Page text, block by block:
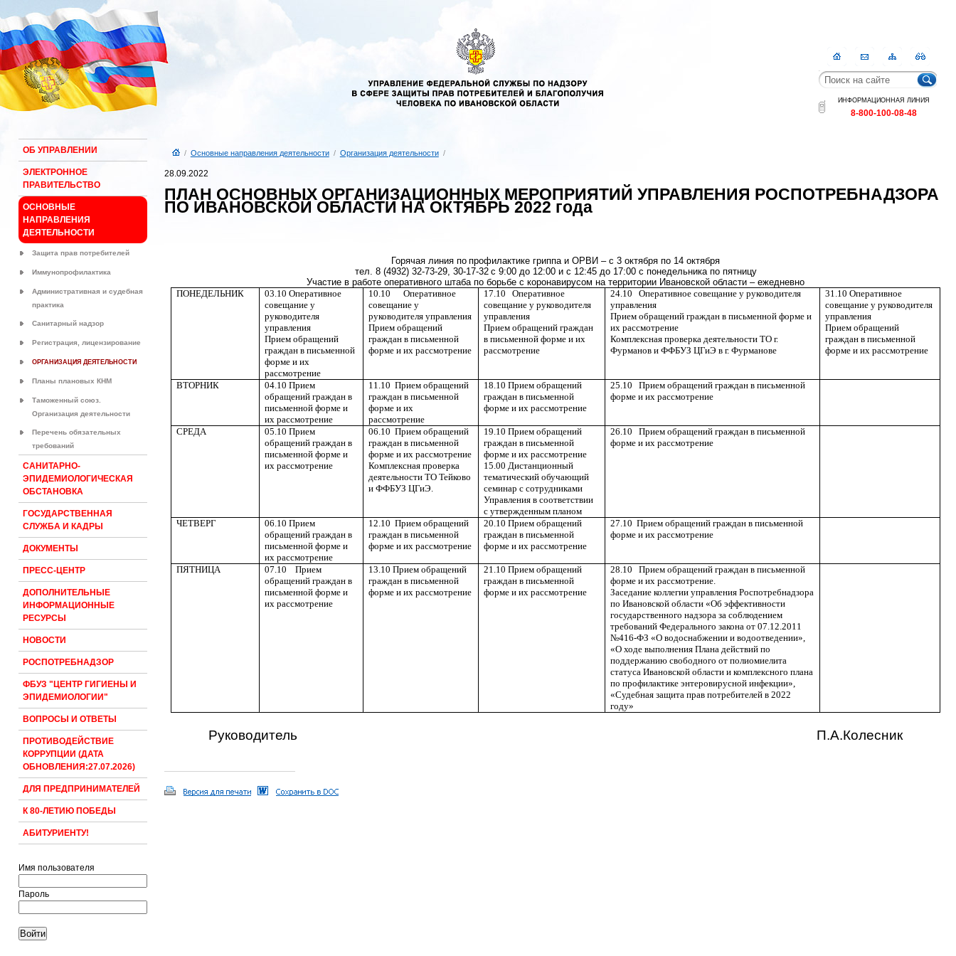
ГлавнаяКонтактыКарта
сайта
RSS
ИНФОРМАЦИОННАЯ ЛИНИЯ
8-800-100-08-48
ОБ УПРАВЛЕНИИ
ЭЛЕКТРОННОЕ
ПРАВИТЕЛЬСТВО
ОСНОВНЫЕ
НАПРАВЛЕНИЯ
ДЕЯТЕЛЬНОСТИ
Защита прав потребителей
Иммунопрофилактика
Административная и судебная
практика
Санитарный надзор
Регистрация, лицензирование
ОРГАНИЗАЦИЯ ДЕЯТЕЛЬНОСТИ
Планы плановых КНМ
Таможенный союз.
Организация деятельности
Перечень обязательных
требований
САНИТАРНО-
ЭПИДЕМИОЛОГИЧЕСКАЯ
ОБСТАНОВКА
ГОСУДАРСТВЕННАЯ
СЛУЖБА И КАДРЫ
ДОКУМЕНТЫ
ПРЕСС-ЦЕНТР
ДОПОЛНИТЕЛЬНЫЕ
ИНФОРМАЦИОННЫЕ
РЕСУРСЫ
НОВОСТИ
РОСПОТРЕБНАДЗОР
ФБУЗ "ЦЕНТР ГИГИЕНЫ И
ЭПИДЕМИОЛОГИИ"
ВОПРОСЫ И ОТВЕТЫ
ПРОТИВОДЕЙСТВИЕ
КОРРУПЦИИ (ДАТА
ОБНОВЛЕНИЯ:27.07.2026)
ДЛЯ ПРЕДПРИНИМАТЕЛЕЙ
К 80-ЛЕТИЮ ПОБЕДЫ
АБИТУРИЕНТУ!
Имя пользователя
Пароль
/ Основные направления деятельности/ Организация деятельности/
28.09.2022
ПЛАН ОСНОВНЫХ ОРГАНИЗАЦИОННЫХ МЕРОПРИЯТИЙ УПРАВЛЕНИЯ РОСПОТРЕБНАДЗОРА
ПО ИВАНОВСКОЙ ОБЛАСТИ НА ОКТЯБРЬ 2022 года
Горячая линия по профилактике гриппа и ОРВИ – с 3 октября по 14 октября
тел. 8 (4932) 32-73-29, 30-17-32 с 9:00 до 12:00 и с 12:45 до 17:00 с понедельника по пятницу
Участие в работе оперативного штаба по борьбе с коронавирусом на территории Ивановской области – ежедневно
ПОНЕДЕЛЬНИК
03.10 Оперативное
совещание у
руководителя
управления
Прием обращений
граждан в письменной
форме и их
рассмотрение
10.10
Оперативное
совещание у
руководителя управления
Прием обращений
граждан в письменной
форме и их рассмотрение
17.10
Оперативное
совещание у руководителя
управления
Прием обращений граждан
в письменной форме и их
рассмотрение
24.10
Оперативное совещание у руководителя
управления
Прием обращений граждан в письменной форме и
их рассмотрение
Комплексная проверка деятельности ТО г.
Фурманов и ФФБУЗ ЦГиЭ в г. Фурманове
31.10 Оперативное
совещание у руководителя
управления
Прием обращений
граждан в письменной
форме и их рассмотрение
ВТОРНИК 04.10 Прием
обращений граждан в
письменной форме и
их рассмотрение
11.10 Прием обращений
граждан в письменной
форме и их
рассмотрение
18.10 Прием обращений
граждан в письменной
форме и их рассмотрение
25.10
Прием обращений граждан в письменной
форме и их рассмотрение
СРЕДА 05.10 Прием
обращений граждан в
письменной форме и
их рассмотрение
06.10 Прием обращений
граждан в письменной
форме и их рассмотрение
Комплексная проверка
деятельности ТО Тейково
и ФФБУЗ ЦГиЭ.
19.10 Прием обращений
граждан в письменной
форме и их рассмотрение
15.00 Дистанционный
тематический обучающий
семинар с сотрудниками
Управления в соответствии
с утвержденным планом
26.10 Прием обращений граждан в письменной
форме и их рассмотрение
ЧЕТВЕРГ 06.10 Прием
обращений граждан в
письменной форме и
их рассмотрение
12.10 Прием обращений
граждан в письменной
форме и их рассмотрение
20.10 Прием обращений
граждан в письменной
форме и их рассмотрение
27.10 Прием обращений граждан в письменной
форме и их рассмотрение
ПЯТНИЦА 07.10
Прием
обращений граждан в
письменной форме и
их рассмотрение
13.10 Прием обращений
граждан в письменной
форме и их рассмотрение
21.10 Прием обращений
граждан в письменной
форме и их рассмотрение
28.10
Прием обращений граждан в письменной
форме и их рассмотрение.
Заседание коллегии управления Роспотребнадзора
по Ивановской области «Об эффективности
государственного надзора за соблюдением
требований Федерального закона от 07.12.2011
№416-ФЗ «О водоснабжении и водоотведении»,
«О ходе выполнения Плана действий по
поддержанию свободного от полиомиелита
статуса Ивановской области и комплексного плана
по профилактике энтеровирусной инфекции»,
«Судебная защита прав потребителей в 2022
году»
Руководитель П.А.Колесник